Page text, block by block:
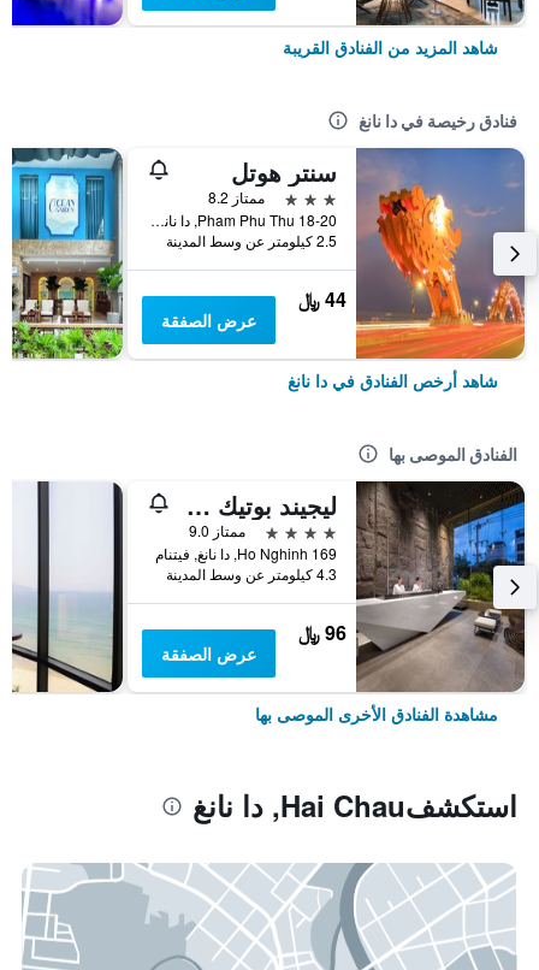
شاهد المزيد من الفنادق القريبة
فنادق رخيصة في دا نانغ
سنتر هوتل
3 نجوم
ممتاز 8.2
18-20 Pham Phu Thu, دا نانغ, فيتنام
2.5 كيلومتر عن وسط المدينة
44 ﷼
عرض الصفقة
شاهد أرخص الفنادق في دا نانغ
الفنادق الموصى بها
ليجيند بوتيك هوتل
4 نجوم
ممتاز 9.0
169 Ho Nghinh, دا نانغ, فيتنام
4.3 كيلومتر عن وسط المدينة
96 ﷼
عرض الصفقة
مشاهدة الفنادق الأخرى الموصى بها
استكشفHai Chau, دا نانغ